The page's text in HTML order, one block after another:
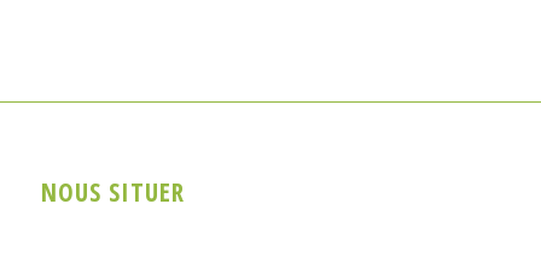
NOUS SITUER